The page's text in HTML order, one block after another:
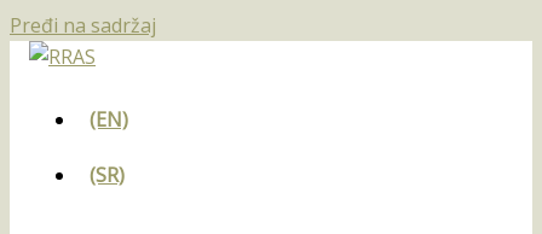
Pređi na sadržaj
(EN)
(SR)